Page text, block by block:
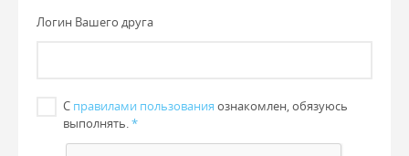
Логин Вашего друга
С правилами пользования ознакомлен, обязуюсь
выполнять.*